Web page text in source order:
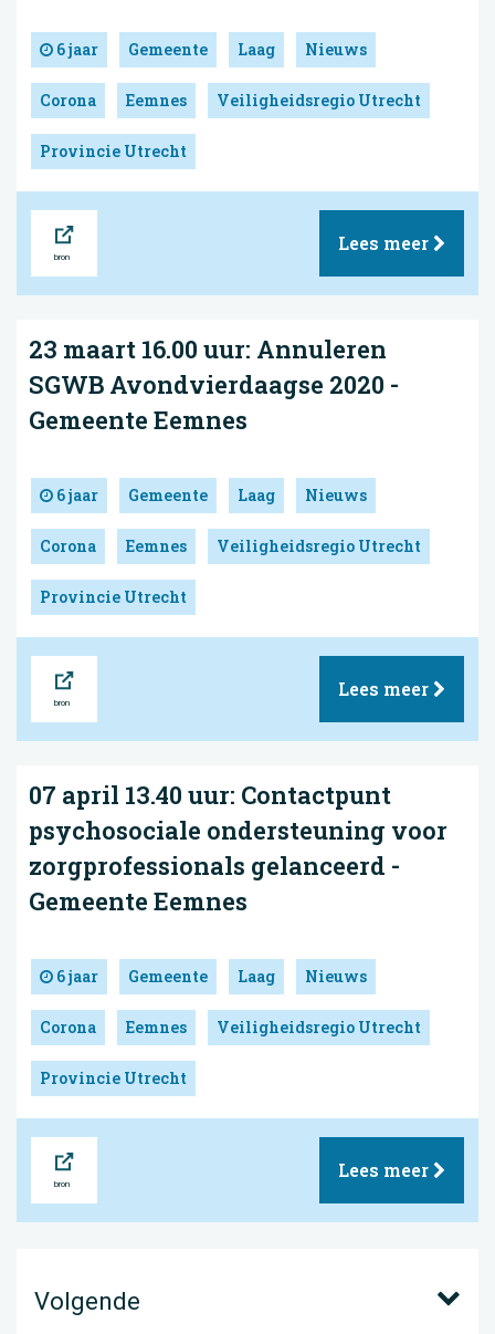
6 jaar Gemeente Laag Nieuws
Corona Eemnes Veiligheidsregio Utrecht
Provincie Utrecht
Lees meer
23 maart 16.00 uur: Annuleren
SGWB Avondvierdaagse 2020 -
Gemeente Eemnes
6 jaar Gemeente Laag Nieuws
Corona Eemnes Veiligheidsregio Utrecht
Provincie Utrecht
Lees meer
07 april 13.40 uur: Contactpunt
psychosociale ondersteuning voor
zorgprofessionals gelanceerd -
Gemeente Eemnes
6 jaar Gemeente Laag Nieuws
Corona Eemnes Veiligheidsregio Utrecht
Provincie Utrecht
Lees meer
Volgende